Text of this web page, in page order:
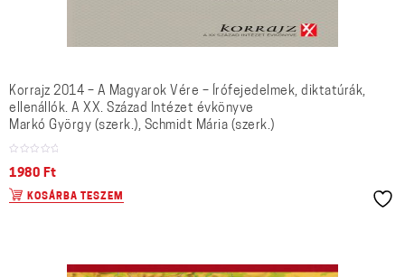
Korrajz 2014 – A Magyarok Vére – Írófejedelmek, diktatúrák,
ellenállók. A XX. Század Intézet évkönyve
Markó György (szerk.), Schmidt Mária (szerk.)
1980 Ft
KOSÁRBA TESZEM